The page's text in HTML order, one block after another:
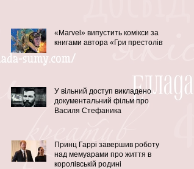
«Marvel» випустить комікси за
книгами автора «Гри престолів»
У вільний доступ викладено
документальний фільм про
Василя Стефаника
Принц Гаррі завершив роботу
над мемуарами про життя в
королівській родині